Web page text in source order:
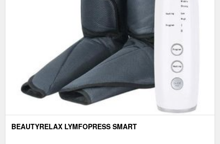
BEAUTYRELAX LYMFOPRESS SMART